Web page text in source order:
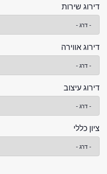
דירוג שירות
דירוג אווירה
דירוג עיצוב
ציון כללי